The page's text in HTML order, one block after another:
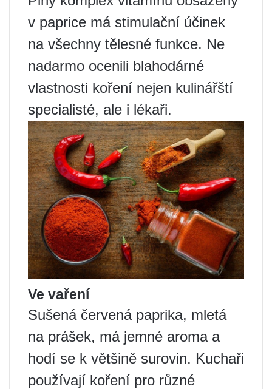
v paprice má stimulační účinek
na všechny tělesné funkce. Ne
nadarmo ocenili blahodárné
vlastnosti koření nejen kulinářští
specialisté, ale i lékaři.
Ve vaření
Sušená červená paprika, mletá
na prášek, má jemné aroma a
hodí se k většině surovin. Kuchaři
používají koření pro různé